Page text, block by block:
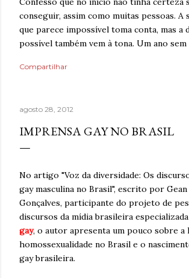
conseguir, assim como muitas pessoas. A
que parece impossível toma conta, mas a
possível também vem à tona. Um ano sem
estava mais interessado no quanto havia
ansiedade. Estaria mentindo se dissesse
completamente livre do risco de recaída,
Pelo contrário, que criava mais
acreditando em si mesmo e confiando no
ano sem fumar cigarro. Um ano. *Ben
formado em jornalismo . Autor do...
Compartilhar
agosto 28, 2012
IMPRENSA GAY NO BRASIL
No artigo "Voz da diversidade: Os
gay masculina no Brasil", escrito por
Gonçalves, participante do projeto de
discursos da mídia brasileira
gay, o autor apresenta um pouco sobre a
homossexualidade no Brasil e o
gay brasileira.